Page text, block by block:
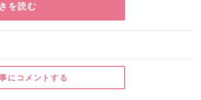
を読む
にコメントする